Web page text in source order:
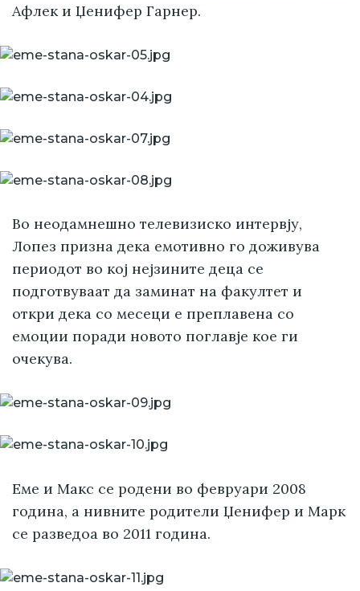
Афлек и Џенифер Гарнер.
Во неодамнешно телевизиско интервју,
Лопез призна дека емотивно го доживува
периодот во кој нејзините деца се
подготвуваат да заминат на факултет и
откри дека со месеци е преплавена со
емоции поради новото поглавје кое ги
очекува.
Еме и Макс се родени во февруари 2008
година, а нивните родители Џенифер и Марк
се разведоа во 2011 година.